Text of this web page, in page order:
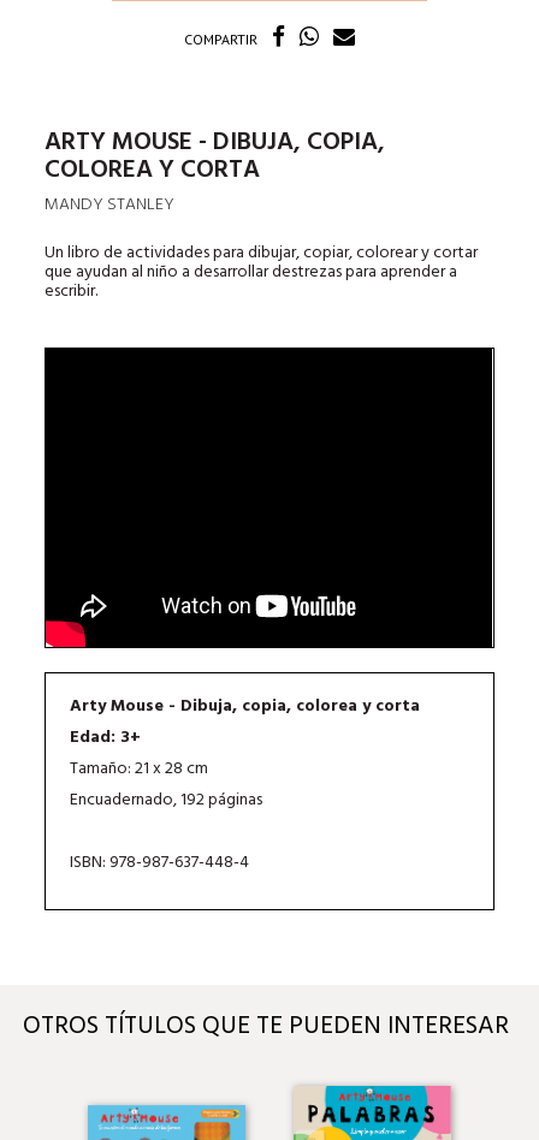
COMPARTIR
ARTY MOUSE - DIBUJA, COPIA,
COLOREA Y CORTA
MANDY STANLEY
Un libro de actividades para dibujar, copiar, colorear y cortar
que ayudan al niño a desarrollar destrezas para aprender a
escribir.
Arty Mouse - Dibuja, copia, colorea y corta
Edad: 3+
Tamaño: 21 x 28 cm
Encuadernado, 192 páginas
ISBN: 978-987-637-448-4
OTROS TÍTULOS QUE TE PUEDEN INTERESAR